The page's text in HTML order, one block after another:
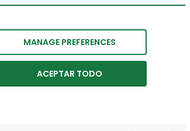
MANAGE PREFERENCES
ACEPTAR TODO